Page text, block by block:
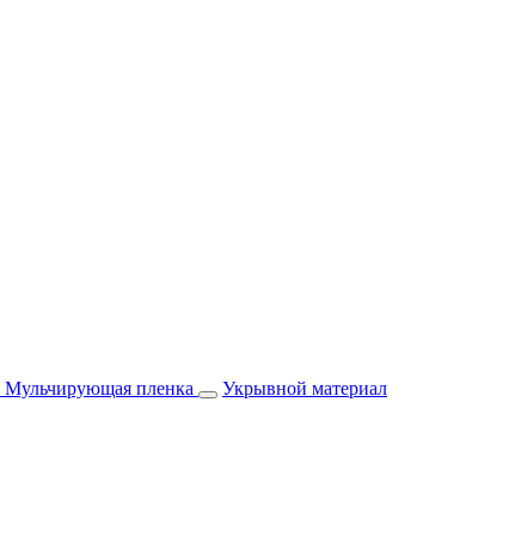
Мульчирующая пленка
Укрывной материал